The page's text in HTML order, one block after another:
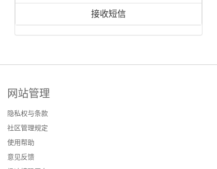
接收短信
网站管理
隐私权与条款
社区管理规定
使用帮助
意见反馈